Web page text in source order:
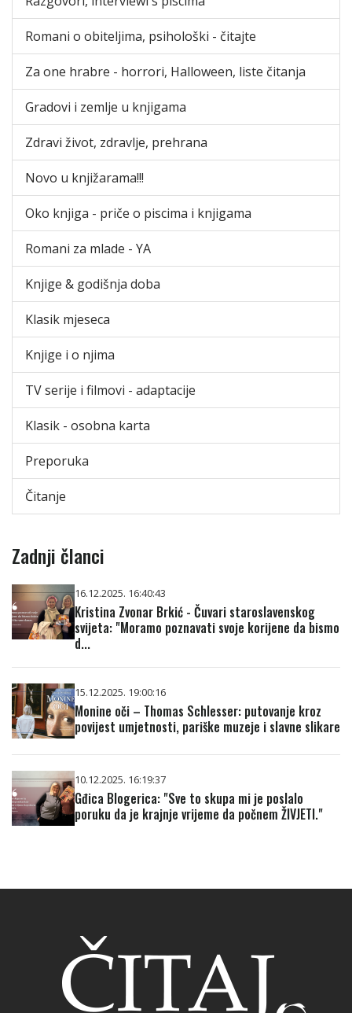
Romani o obiteljima, psihološki - čitajte
Za one hrabre - horrori, Halloween, liste čitanja
Gradovi i zemlje u knjigama
Zdravi život, zdravlje, prehrana
Novo u knjižarama!!!
Oko knjiga - priče o piscima i knjigama
Romani za mlade - YA
Knjige & godišnja doba
Klasik mjeseca
Knjige i o njima
TV serije i filmovi - adaptacije
Klasik - osobna karta
Preporuka
Čitanje
Zadnji članci
16.12.2025. 16:40:43
Kristina Zvonar Brkić - Čuvari staroslavenskog
svijeta: "Moramo poznavati svoje korijene da bismo
d...
15.12.2025. 19:00:16
Monine oči – Thomas Schlesser: putovanje kroz
povijest umjetnosti, pariške muzeje i slavne slikare
10.12.2025. 16:19:37
Gđica Blogerica: "Sve to skupa mi je poslalo
poruku da je krajnje vrijeme da počnem ŽIVJETI."